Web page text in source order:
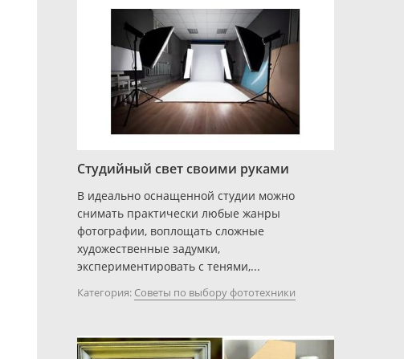
Студийный свет своими руками
В идеально оснащенной студии можно
снимать практически любые жанры
фотографии, воплощать сложные
художественные задумки,
экспериментировать с тенями,...
Категория: Советы по выбору фототехники